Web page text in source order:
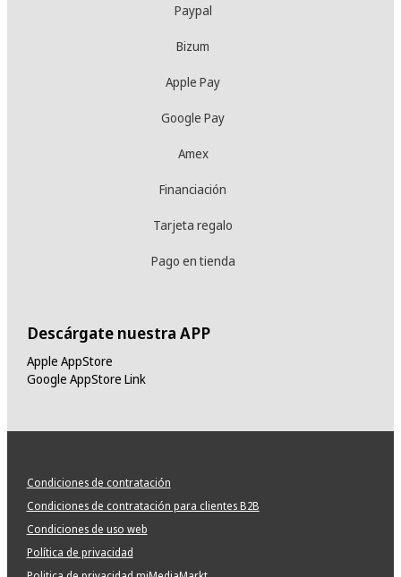
Paypal
Bizum
Apple Pay
Google Pay
Amex
Financiación
Tarjeta regalo
Pago en tienda
Descárgate nuestra APP
Apple AppStore
Google AppStore Link
Condiciones de contratación
Condiciones de contratación para clientes B2B
Condiciones de uso web
Política de privacidad